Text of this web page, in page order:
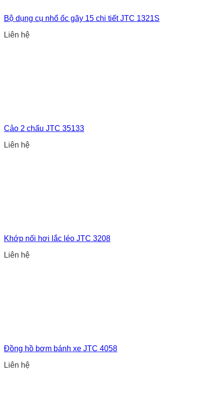
Bộ dụng cụ nhổ ốc gãy 15 chi tiết JTC 1321S
Liên hệ
Cảo 2 chấu JTC 35133
Liên hệ
Khớp nối hơi lắc léo JTC 3208
Liên hệ
Đồng hồ bơm bánh xe JTC 4058
Liên hệ